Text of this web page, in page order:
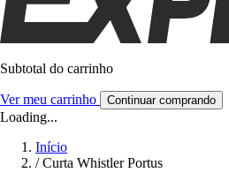
Subtotal do carrinho
Ver meu carrinho Continuar comprando
Loading...
Início
/ Curta Whistler Portus